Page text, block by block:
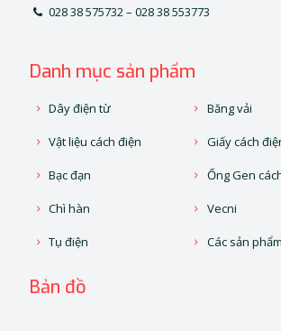
028 38 575732 – 028 38 553773
Danh mục sản phẩm
Dây điện từ
Vật liệu cách điện
Bạc đạn
Chì hàn
Tụ điện
Băng vải
Giấy cách
Ống Gen
Vecni
Các sản
Bản đồ